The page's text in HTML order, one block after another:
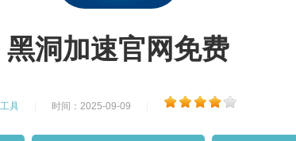
黑洞加速官网免费
工具 时间：2025-09-09